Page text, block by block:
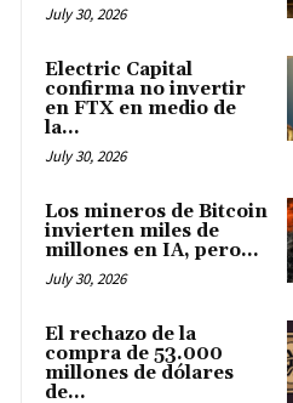
July 30, 2026
Electric Capital
confirma no invertir
en FTX en medio de
la...
July 30, 2026
Los mineros de Bitcoin
invierten miles de
millones en IA, pero...
July 30, 2026
El rechazo de la
compra de 53.000
millones de dólares
de...